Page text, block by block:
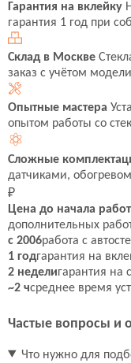
Гарантия на вклейку
гарантия 1 год при
Склад в Москве
заказ с учётом
Опытные мастера
опытом работы со
Сложные
датчиками,
₽
Цена до начала работ
дополнительных
с 2006работа с
1 годгарантия на
2 неделигарантия на
~2 чсреднее время
Частые вопросы и
Что нужно для